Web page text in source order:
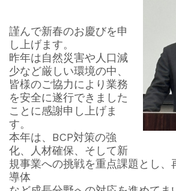
謹んで新春のお慶びを申
し上げます。
昨年は自然災害や人口減
少など厳しい環境の中、
皆様のご協力により業務
を安全に遂行できました
ことに感謝申し上げま
す。
本年は、BCP対策の強
化、人材確保、そして新
規事業への挑戦を重点課題とし、
導体